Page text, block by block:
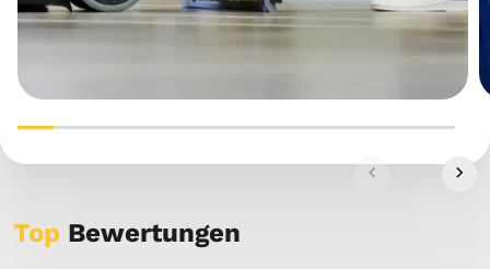
Top Bewertungen